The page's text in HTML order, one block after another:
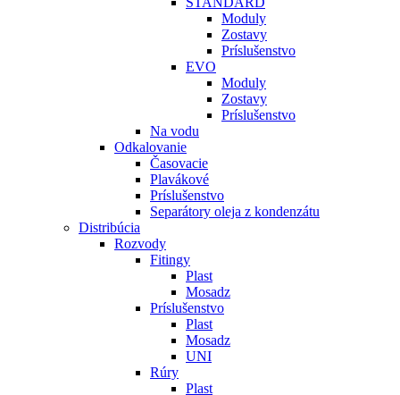
Moduly
Zostavy
Príslušenstvo
EVO
Moduly
Zostavy
Príslušenstvo
Na vodu
Odkalovanie
Časovacie
Plavákové
Príslušenstvo
Separátory oleja z kondenzátu
Distribúcia
Rozvody
Fitingy
Plast
Mosadz
Príslušenstvo
Plast
Mosadz
UNI
Rúry
Plast